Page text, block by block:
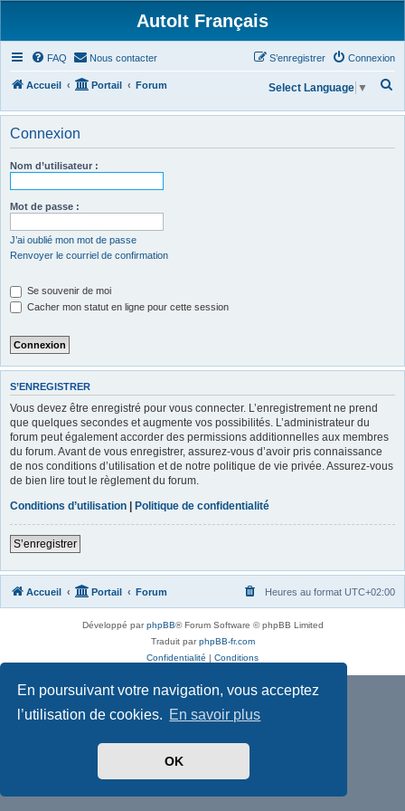
En poursuivant votre navigation, vous acceptez
l’utilisation de cookies. En savoir plus
OK
AutoIt Français
FAQ Nous contacter Connexion
S’enregistrer
Accueil Portail Forum
h
Select Language ▼
Connexion
Nom d’utilisateur :
Mot de passe :
J’ai oublié mon mot de passe
Renvoyer le courriel de confirmation
Se souvenir de moi
Cacher mon statut en ligne pour cette session
S’ENREGISTRER
Vous devez être enregistré pour vous connecter. L’enregistrement ne prend
que quelques secondes et augmente vos possibilités. L’administrateur du
forum peut également accorder des permissions additionnelles aux membres
du forum. Avant de vous enregistrer, assurez-vous d’avoir pris connaissance
de nos conditions d’utilisation et de notre politique de vie privée. Assurez-vous
de bien lire tout le règlement du forum.
Conditions d’utilisation | Politique de confidentialité
S’enregistrer
Accueil Portail Forum Heures au format UTC+02:00
Développé parphpBB® Forum Software © phpBB Limited
Traduit parphpBB-fr.com
Confidentialité | Conditions